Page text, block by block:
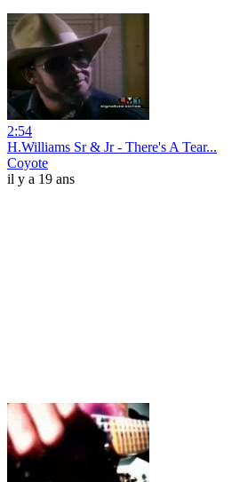
2:54
H.Williams Sr & Jr - There's A Tear...
Coyote
il y a 19 ans